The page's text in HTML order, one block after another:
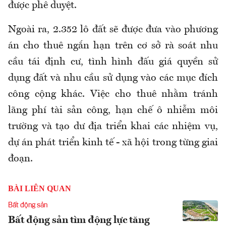
được phê duyệt.
Ngoài ra, 2.352 lô đất sẽ được đưa vào phương
án cho thuê ngắn hạn trên cơ sở rà soát nhu
cầu tái định cư, tình hình đấu giá quyền sử
dụng đất và nhu cầu sử dụng vào các mục đích
công cộng khác. Việc cho thuê nhằm tránh
lãng phí tài sản công, hạn chế ô nhiễm môi
trường và tạo dư địa triển khai các nhiệm vụ,
dự án phát triển kinh tế - xã hội trong từng giai
đoạn.
BÀI LIÊN QUAN
Bất động sản
Bất động sản tìm động lực tăng